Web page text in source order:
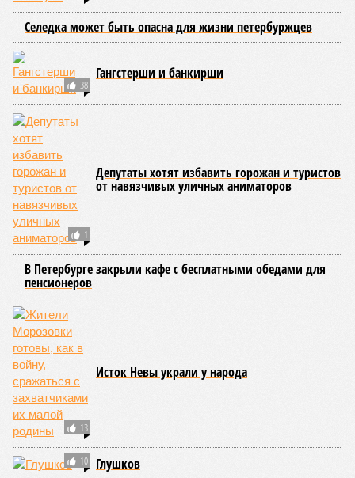
Селедка может быть опасна для жизни петербуржцев
38
Гангстерши и банкирши
1
Депутаты хотят избавить горожан и туристов
от навязчивых уличных аниматоров
В Петербурге закрыли кафе с бесплатными обедами для
пенсионеров
13
Исток Невы украли у народа
10 Глушков